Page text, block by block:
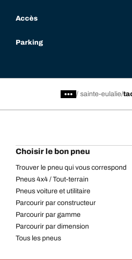
Accès
Parking
/ sainte-eulalie
Choisir le bon pneu
Trouver le pneu qui vous correspond
Pneus 4x4 / Tout-terrain
Pneus voiture et utilitaire
Parcourir par constructeur
Parcourir par gamme
Parcourir par dimension
Tous les pneus